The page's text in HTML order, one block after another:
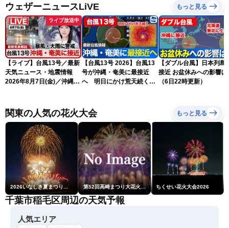
ウェザーニュースLiVE もっと見る
ライブ放送中
【ライブ】台風13号／最新
天気ニュース・地震情報
2026年8月7日(金)／沖縄・
スLiVEモーニング・松本真
央／有賀哲夫〉
【台風13号 2026】台風13
号が沖縄・奄美に最接近
へ 明日にかけ荒天続く
【ダブル台風】日本列島
接近 お盆休みへの影響は？
（6日22時更新）
関東の人気の花火大会 もっと見る
2026いなしき夏まつり花火大会 第52回高崎まつり大花火大会 ちくせい花火大会2026
千葉市稲毛区周辺の天気予報
人気エリア